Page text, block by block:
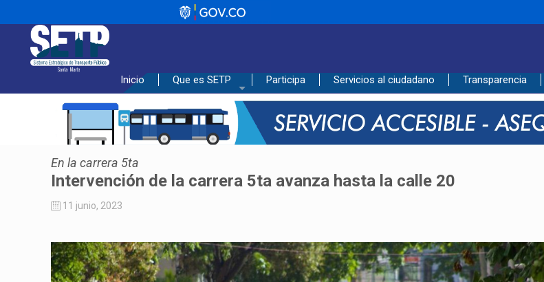
_____________________________________________________________________________
Inicio Que es SETP Participa Servicios al ciudadano Transparencia
En la carrera 5ta
Intervención de la carrera 5ta avanza hasta la calle 20
11 junio, 2023